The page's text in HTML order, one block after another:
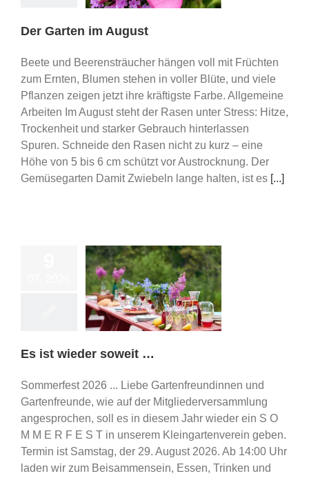
Der Garten im August
Beete und Beerensträucher hängen voll mit Früchten
zum Ernten, Blumen stehen in voller Blüte, und viele
Pflanzen zeigen jetzt ihre kräftigste Farbe. Allgemeine
Arbeiten Im August steht der Rasen unter Stress: Hitze,
Trockenheit und starker Gebrauch hinterlassen
Spuren. Schneide den Rasen nicht zu kurz – eine
Höhe von 5 bis 6 cm schützt vor Austrocknung. Der
Gemüsegarten Damit Zwiebeln lange halten, ist es [...]
Es ist wieder soweit …
Sommerfest 2026 ... Liebe Gartenfreundinnen und
Gartenfreunde, wie auf der Mitgliederversammlung
angesprochen, soll es in diesem Jahr wieder ein S O
M M E R F E S T in unserem Kleingartenverein geben.
Termin ist Samstag, der 29. August 2026. Ab 14:00 Uhr
laden wir zum Beisammensein, Essen, Trinken und